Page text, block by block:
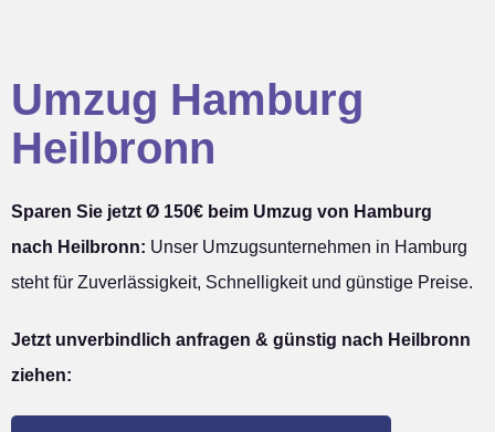
Umzug Hamburg
Heilbronn
Sparen Sie jetzt Ø 150€ beim Umzug von Hamburg
nach Heilbronn: Unser Umzugsunternehmen in Hamburg
steht für Zuverlässigkeit, Schnelligkeit und günstige Preise.
Jetzt unverbindlich anfragen & günstig nach Heilbronn
ziehen: